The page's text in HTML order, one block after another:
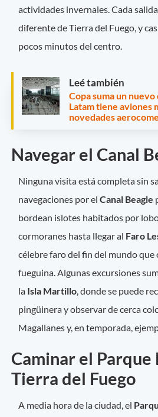
actividades invernales. Cada
diferente de Tierra del Fuego, y
pocos minutos del centro.
Leé también
Copa suma un
Latam tiene aviones
novedades
Navegar el Canal
Ninguna visita está completa sin
navegaciones por el Canal Beagle
bordean islotes habitados por
cormoranes hasta llegar al Faro
célebre faro del fin del mundo que
fueguina. Algunas excursiones
la Isla Martillo, donde se puede
pingüinera y observar de cerca
Magallanes y, en temporada,
Caminar el Parque
Tierra del Fuego
A media hora de la ciudad, el